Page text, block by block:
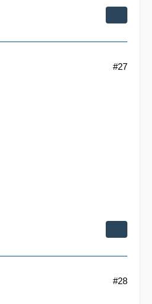
#27
#28